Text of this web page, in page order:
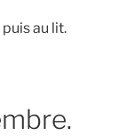
au lit.